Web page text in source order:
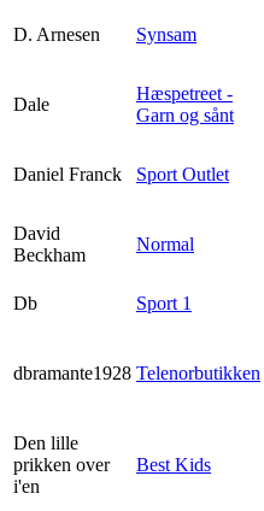
D. Arnesen Synsam
Dale
Hæspetreet -
Garn og sånt
Daniel Franck Sport Outlet
David
Beckham
Normal
Db
Sport 1
dbramante1928 Telenorbutikken
Den lille
prikken over
i'en
Best Kids